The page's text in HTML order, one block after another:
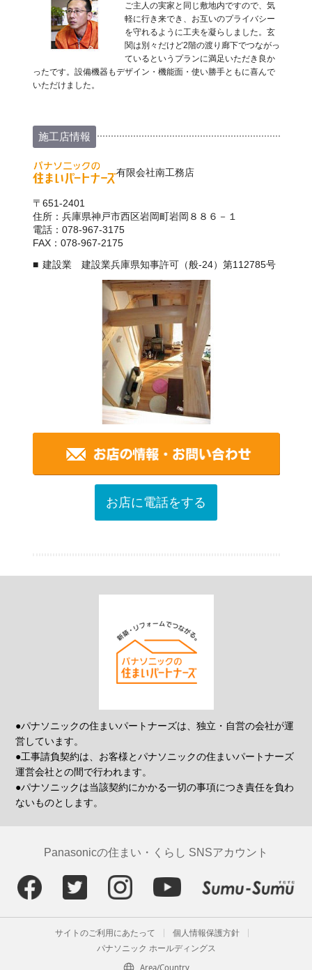
ご主人の実家と同じ敷地内ですので、気
軽に行き来でき、お互いのプライバシー
を守れるように工夫を凝らしました。玄
関は別々だけど2階の渡り廊下でつながっ
ているというプランに満足いただき良か
ったです。設備機器もデザイン・機能面・使い勝手ともに喜んで
いただけました。
施工店情報
有限会社南工務店
〒651-2401
住所：兵庫県神戸市西区岩岡町岩岡８８６－１
電話：078-967-3175
FAX：078-967-2175
建設業 建設業兵庫県知事許可（般-24）第112785号
お店に電話をする
●パナソニックの住まいパートナーズは、独立・自営の会社が運
営しています。
●工事請負契約は、お客様とパナソニックの住まいパートナーズ
運営会社との間で行われます。
●パナソニックは当該契約にかかる一切の事項につき責任を負わ
ないものとします。
Panasonicの住まい・くらし SNSアカウント
サイトのご利用にあたって
個人情報保護方針
パナソニック ホールディングス